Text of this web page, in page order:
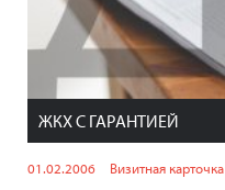
ЖКХ С ГАРАНТИЕЙ
01.02.2006 Визитная карточка